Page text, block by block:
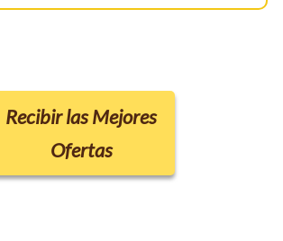
Recibir las Mejores
Ofertas